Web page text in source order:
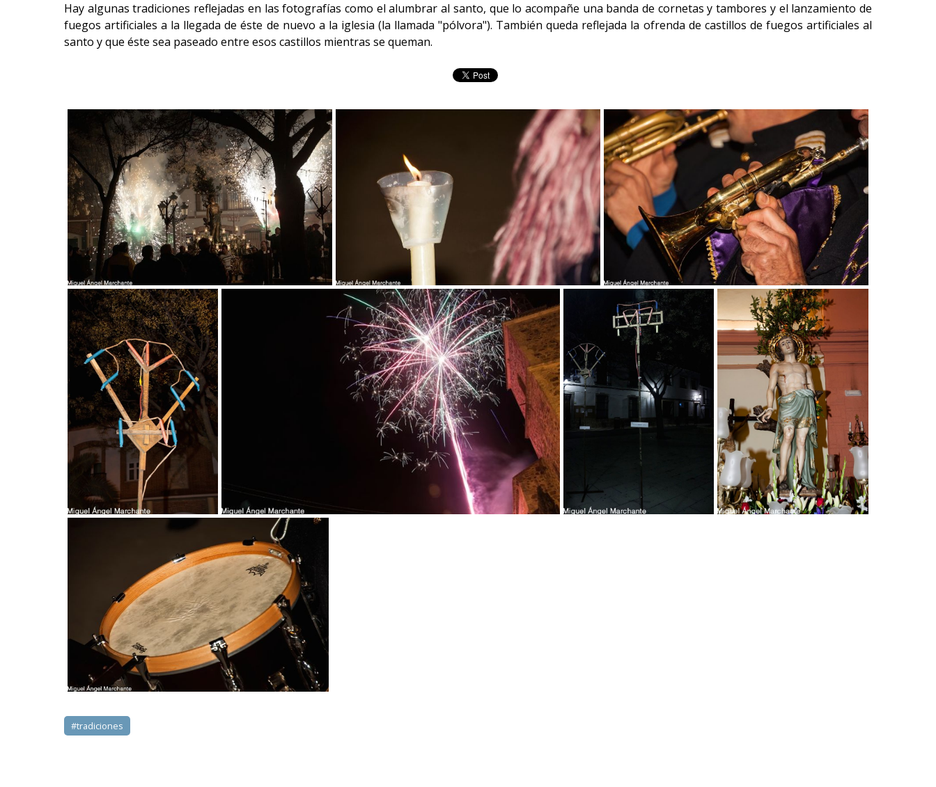
Hay algunas tradiciones reflejadas en las fotografías como el alumbrar al santo, que lo acompañe una banda de cornetas y tambores y el lanzamiento de
fuegos artificiales a la llegada de éste de nuevo a la iglesia (la llamada "pólvora"). También queda reflejada la ofrenda de castillos de fuegos artificiales al
santo y que éste sea paseado entre esos castillos mientras se queman.
#tradiciones